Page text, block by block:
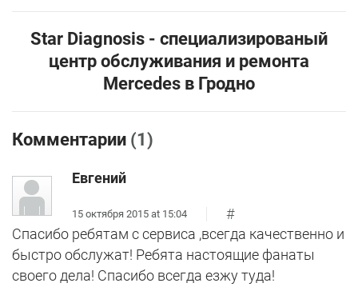
Star Diagnosis - специализированый
центр обслуживания и ремонта
Mercedes в Гродно
Комментарии (1)
Евгений
15 октября 2015 at 15:04
#
Спасибо ребятам с сервиса ,всегда качественно и
быстро обслужат! Ребята настоящие фанаты
своего дела! Спасибо всегда езжу туда!